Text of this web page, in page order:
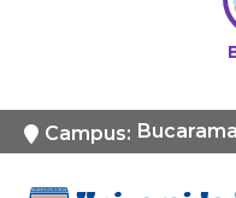
Campus: